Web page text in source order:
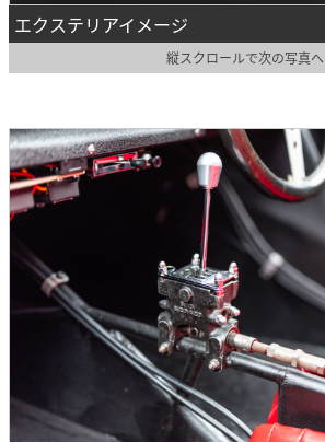
エクステリアイメージ
縦スクロールで次の写真へ